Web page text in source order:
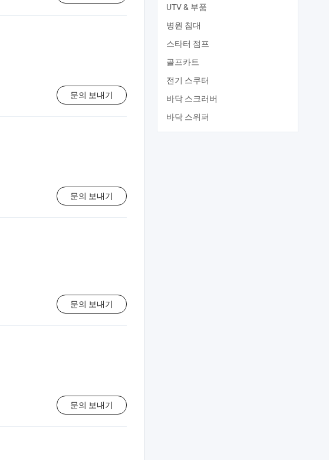
문의 보내기
문의 보내기
문의 보내기
문의 보내기
UTV & 부품
병원 침대
스타터 점프
골프카트
전기 스쿠터
바닥 스크러버
바닥 스위퍼